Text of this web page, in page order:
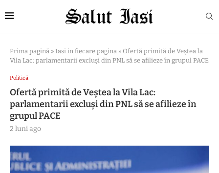
Prima pagină » Iasi in fiecare pagina » Ofertă primită de Veștea la
Vila Lac: parlamentarii excluși din PNL să se afilieze în grupul PACE
Politică
Ofertă primită de Veștea la Vila Lac:
parlamentarii excluși din PNL să se afilieze în
grupul PACE
2 luni ago